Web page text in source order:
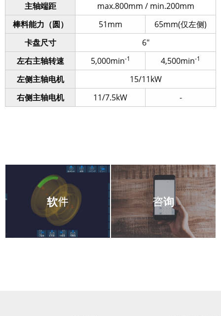
主轴端距
max.800mm / min.200mm
棒料能力（圆）
51mm
65mm(仅左侧)
卡盘尺寸
6″
左右主轴转速
5,000min-1 4,500min-1
左侧主轴电机
15/11kW
右侧主轴电机
11/7.5kW -
软件 咨询